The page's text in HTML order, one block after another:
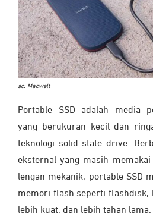
sc: Macwelt
Portable SSD adalah media
yang berukuran kecil dan
teknologi solid state drive.
eksternal yang masih
lengan mekanik, portable SSD
memori flash seperti flashdisk,
lebih kuat, dan lebih tahan lama.